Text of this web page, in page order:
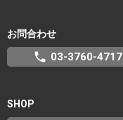
お問合わせ
phone 03-3760-4717
SHOP